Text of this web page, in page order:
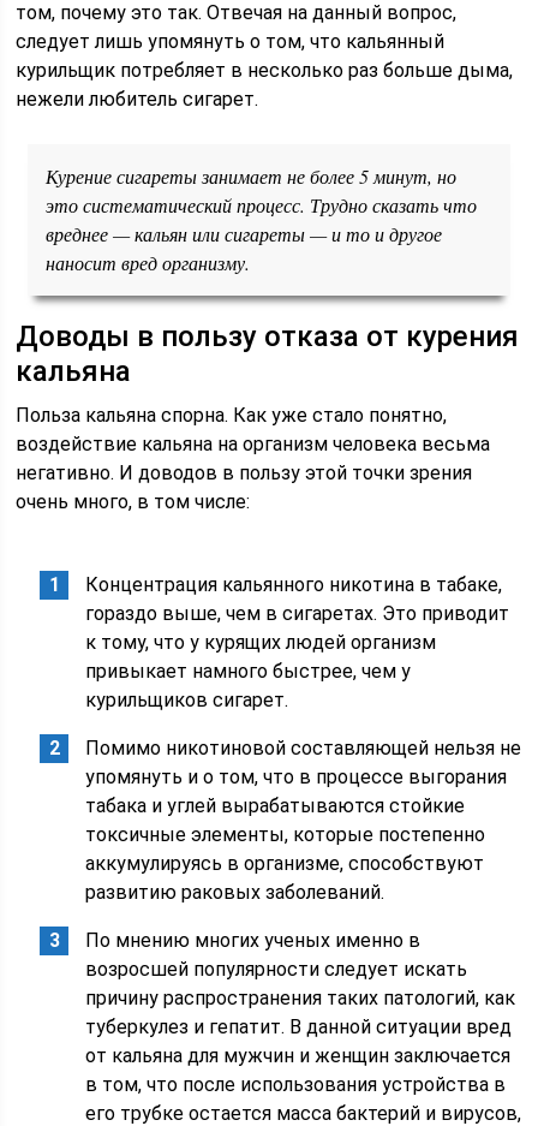
том, почему это так. Отвечая на данный вопрос,
следует лишь упомянуть о том, что кальянный
курильщик потребляет в несколько раз больше дыма,
нежели любитель сигарет.
Курение сигареты занимает не более 5 минут, но
это систематический процесс. Трудно сказать что
вреднее — кальян или сигареты — и то и другое
наносит вред организму.
Доводы в пользу отказа от курения
кальяна
Польза кальяна спорна. Как уже стало понятно,
воздействие кальяна на организм человека весьма
негативно. И доводов в пользу этой точки зрения
очень много, в том числе:
Концентрация кальянного никотина в табаке,
гораздо выше, чем в сигаретах. Это приводит
к тому, что у курящих людей организм
привыкает намного быстрее, чем у
курильщиков сигарет.
Помимо никотиновой составляющей нельзя не
упомянуть и о том, что в процессе выгорания
табака и углей вырабатываются стойкие
токсичные элементы, которые постепенно
аккумулируясь в организме, способствуют
развитию раковых заболеваний.
По мнению многих ученых именно в
возросшей популярности следует искать
причину распространения таких патологий, как
туберкулез и гепатит. В данной ситуации вред
от кальяна для мужчин и женщин заключается
в том, что после использования устройства в
его трубке остается масса бактерий и вирусов,